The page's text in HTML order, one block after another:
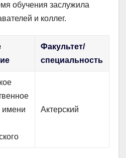
обучения заслужила
и коллег.
Факультет/
специальность
имени
Актерский